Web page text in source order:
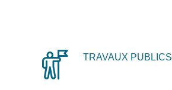
TRAVAUX PUBLICS